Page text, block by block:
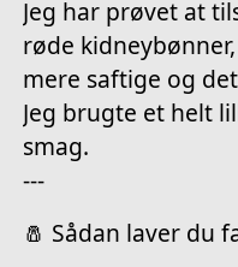
Jeg har prøvet at
røde
mere saftige og
Jeg brugte et helt
smag.
---
🧂 Sådan laver du